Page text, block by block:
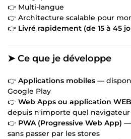
👉 Multi-langue
👉 Architecture scalable pour
👉 Livré rapidement (de 15 à 45
➤ Ce que je développe
👉 Applications mobiles —
Google Play
👉 Web Apps ou application
depuis n'importe quel navigateur
👉 PWA (Progressive Web App) —
sans passer par les stores